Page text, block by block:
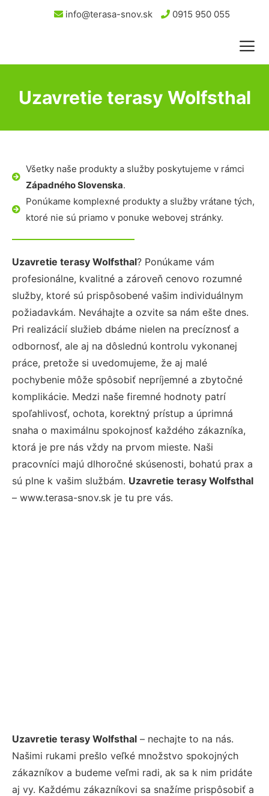
info@terasa-snov.sk 0915 950 055
Uzavretie terasy Wolfsthal
Všetky naše produkty a služby poskytujeme v rámci
Západného Slovenska.
Ponúkame komplexné produkty a služby vrátane tých,
ktoré nie sú priamo v ponuke webovej stránky.
Uzavretie terasy Wolfsthal? Ponúkame vám
profesionálne, kvalitné a zároveň cenovo rozumné
služby, ktoré sú prispôsobené vašim individuálnym
požiadavkám. Neváhajte a ozvite sa nám ešte dnes.
Pri realizácií služieb dbáme nielen na precíznosť a
odbornosť, ale aj na dôslednú kontrolu vykonanej
práce, pretože si uvedomujeme, že aj malé
pochybenie môže spôsobiť nepríjemné a zbytočné
komplikácie. Medzi naše firemné hodnoty patrí
spoľahlivosť, ochota, korektný prístup a úprimná
snaha o maximálnu spokojnosť každého zákazníka,
ktorá je pre nás vždy na prvom mieste. Naši
pracovníci majú dlhoročné skúsenosti, bohatú prax a
sú plne k vašim službám. Uzavretie terasy Wolfsthal
– www.terasa-snov.sk je tu pre vás.
Uzavretie terasy Wolfsthal – nechajte to na nás.
Našimi rukami prešlo veľké množstvo spokojných
zákazníkov a budeme veľmi radi, ak sa k nim pridáte
aj vy. Každému zákazníkovi sa snažíme prispôsobiť a